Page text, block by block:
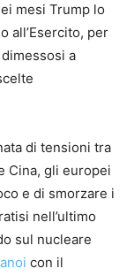
mesi Trump lo
all’Esercito, per
dimessosi a
di tensioni tra
Cina, gli europei
e di smorzare i
nell’ultimo
sul nucleare
con il